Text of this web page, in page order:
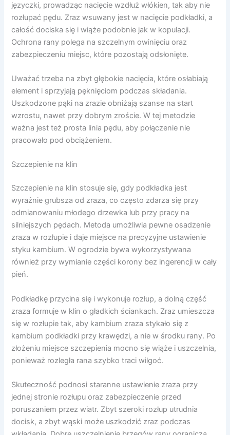
języczki, prowadząc nacięcie wzdłuż włókien, tak aby nie
rozłupać pędu. Zraz wsuwany jest w nacięcie podkładki, a
całość dociska się i wiąże podobnie jak w kopulacji.
Ochrona rany polega na szczelnym owinięciu oraz
zabezpieczeniu miejsc, które pozostają odsłonięte.
Uważać trzeba na zbyt głębokie nacięcia, które osłabiają
element i sprzyjają pęknięciom podczas składania.
Uszkodzone pąki na zrazie obniżają szanse na start
wzrostu, nawet przy dobrym zroście. W tej metodzie
ważna jest też prosta linia pędu, aby połączenie nie
pracowało pod obciążeniem.
Szczepienie na klin
Szczepienie na klin stosuje się, gdy podkładka jest
wyraźnie grubsza od zraza, co często zdarza się przy
odmianowaniu młodego drzewka lub przy pracy na
silniejszych pędach. Metoda umożliwia pewne osadzenie
zraza w rozłupie i daje miejsce na precyzyjne ustawienie
styku kambium. W ogrodzie bywa wykorzystywana
również przy wymianie części korony bez ingerencji w cały
pień.
Podkładkę przycina się i wykonuje rozłup, a dolną część
zraza formuje w klin o gładkich ściankach. Zraz umieszcza
się w rozłupie tak, aby kambium zraza stykało się z
kambium podkładki przy krawędzi, a nie w środku rany. Po
złożeniu miejsce szczepienia mocno się wiąże i uszczelnia,
ponieważ rozległa rana szybko traci wilgoć.
Skuteczność podnosi staranne ustawienie zraza przy
jednej stronie rozłupu oraz zabezpieczenie przed
poruszaniem przez wiatr. Zbyt szeroki rozłup utrudnia
docisk, a zbyt wąski może uszkodzić zraz podczas